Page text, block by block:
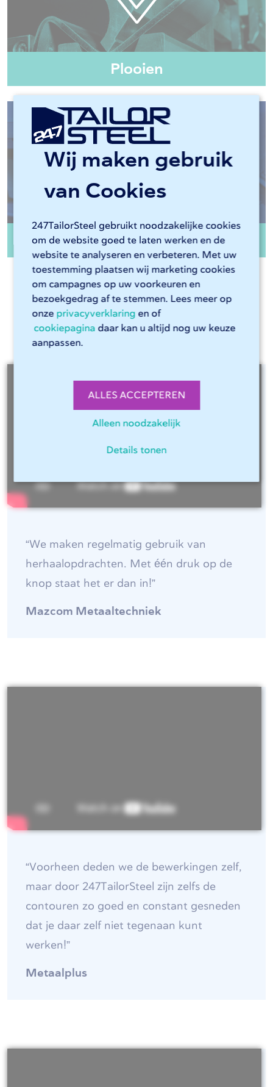
Wij maken gebruik
van Cookies
247TailorSteel gebruikt noodzakelijke cookies
om de website goed te laten werken en de
website te analyseren en verbeteren. Met uw
toestemming plaatsen wij marketing cookies
om campagnes op uw voorkeuren en
bezoekgedrag af te stemmen. Lees meer op
onze privacyverklaring en of
cookiepagina daar kan u altijd nog uw keuze
aanpassen.
ALLES ACCEPTEREN
Alleen noodzakelijk
Details tonen
Plooien
Randafwerking
Klanten over metaalbewerking bij
247TailorSteel
“We maken regelmatig gebruik van
herhaalopdrachten. Met één druk op de
knop staat het er dan in!”
Mazcom Metaaltechniek
“Voorheen deden we de bewerkingen zelf,
maar door 247TailorSteel zijn zelfs de
contouren zo goed en constant gesneden
dat je daar zelf niet tegenaan kunt
werken!”
Metaalplus